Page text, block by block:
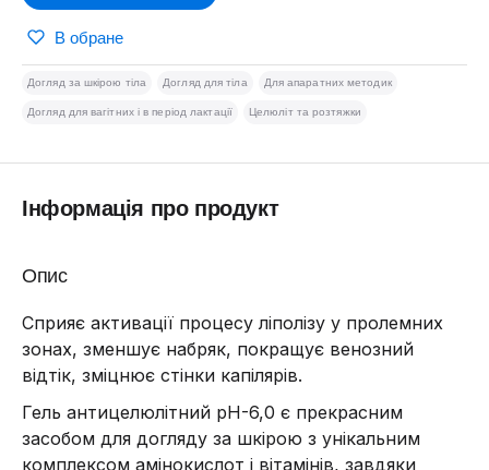
В обране
Догляд за шкірою тіла Догляд для тіла Для апаратних методик
Догляд для вагітних і в період лактації Целюліт та розтяжки
Інформація про продукт
Опис
Сприяє активації процесу ліполізу у пролемних
зонах, зменшує набряк, покращує венозний
відтік, зміцнює стінки капілярів.
Гель антицелюлітний рН-6,0 є прекрасним
засобом для догляду за шкірою з унікальним
комплексом амінокислот і вітамінів, завдяки